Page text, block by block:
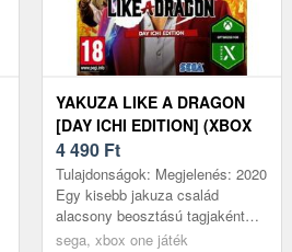
YAKUZA LIKE A DRAGON
[DAY ICHI EDITION] (XBOX
ONE)
4 490 Ft
Tulajdonságok: Megjelenés: 2020
Egy kisebb jakuza család
alacsony beosztású tagjaként
Ichiban Kasuga 18 éves
sega, xbox one játék